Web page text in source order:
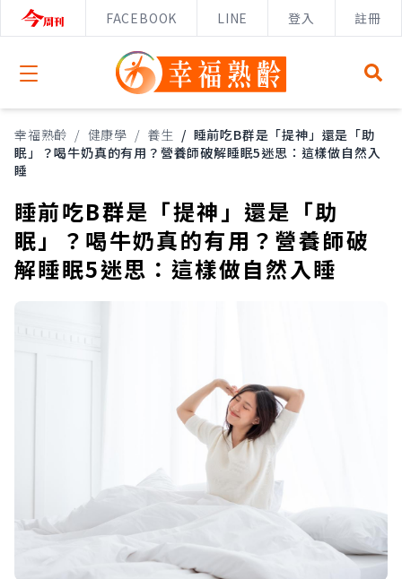
FACEBOOK LINE 登入 註冊
Open menu
幸福熟齡 / 健康學 / 養生 / 睡前吃B群是「提神」還是「助
眠」？喝牛奶真的有用？營養師破解睡眠5迷思：這樣做自然入
睡
睡前吃B群是「提神」還是「助
眠」？喝牛奶真的有用？營養師破
解睡眠5迷思：這樣做自然入睡